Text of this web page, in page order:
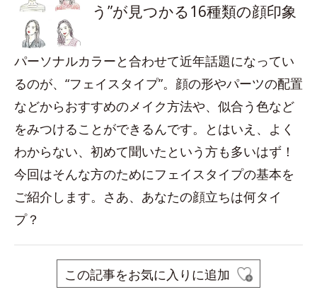
う”が見つかる16種類の顔印象
パーソナルカラーと合わせて近年話題になってい
るのが、“フェイスタイプ”。顔の形やパーツの配置
などからおすすめのメイク方法や、似合う色など
をみつけることができるんです。とはいえ、よく
わからない、初めて聞いたという方も多いはず！
今回はそんな方のためにフェイスタイプの基本を
ご紹介します。さあ、あなたの顔立ちは何タイ
プ？
この記事をお気に入りに追加